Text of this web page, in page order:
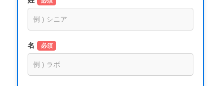
名 必須